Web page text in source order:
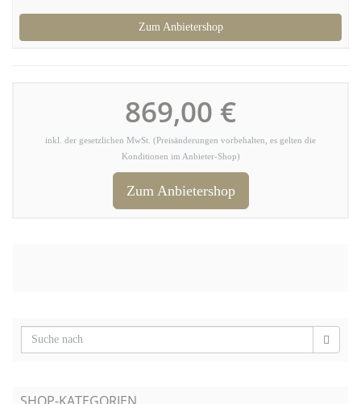
Zum Anbietershop
869,00 €
inkl. der gesetzlichen MwSt. (Preisänderungen vorbehalten, es gelten die
Konditionen im Anbieter-Shop)
Zum Anbietershop